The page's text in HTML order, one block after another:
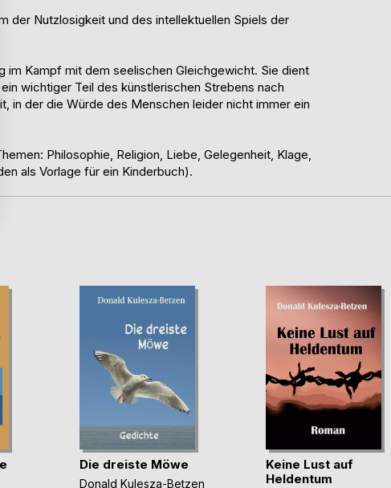
der Nutzlosigkeit und des intellektuellen Spiels der
im Kampf mit dem seelischen Gleichgewicht. Sie dient
wichtiger Teil des künstlerischen Strebens nach
in der die Würde des Menschen leider nicht immer ein
Philosophie, Religion, Liebe, Gelegenheit, Klage,
als Vorlage für ein Kinderbuch).
Die dreiste Möwe
Donald Kulesza-Betzen
Keine Lust auf
Heldentum